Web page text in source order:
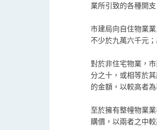
業所引致的各種開支
市建局向自住物業
不少於九萬六千元
對於非住宅物業，
分之十，或相等於
的金額，以較高者為
至於擁有整幢物業
購價，以兩者之中